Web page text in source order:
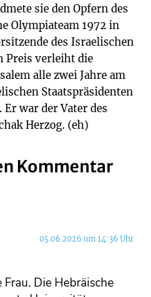
sie den Opfern des
Olympiateam 1972 in
des Israelischen
Preis verleiht die
alle zwei Jahre am
Staatspräsidenten
war der Vater des
Herzog. (eh)
Kommentar
05.06.2026 um 14:36 Uhr
Die Hebräische